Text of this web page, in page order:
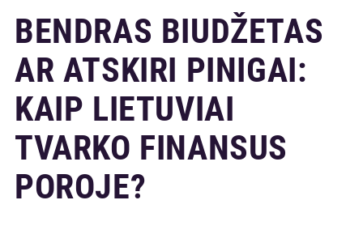
BENDRAS BIUDŽETAS
AR ATSKIRI PINIGAI:
KAIP LIETUVIAI
TVARKO FINANSUS
POROJE?